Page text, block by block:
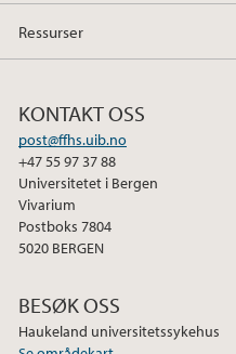
Ressurser
KONTAKT OSS
post@ffhs.uib.no
+47 55 97 37 88
Universitetet i Bergen
Vivarium
Postboks 7804
5020 BERGEN
BESØK OSS
Haukeland universitetssykehus